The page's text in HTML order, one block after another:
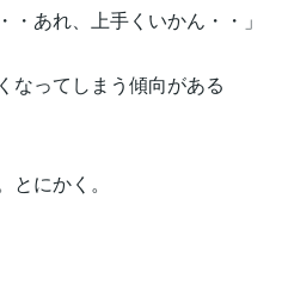
あれ、上手くいかん・・」
なってしまう傾向がある
にかく。